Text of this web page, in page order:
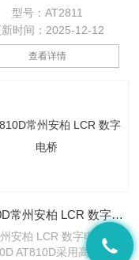
100Hz，120Hz，1kHz和
，0.1V、0.3V 和 1V 电平
30Ω、100Ω源内阻可选。
自动测量电感量 L、 电容
型号：AT2811
新时间：2025-12-12
查看详情
AT810D常州安柏 LCR 数字电桥
安柏 LCR 数字电桥
AT810D采用高能处理